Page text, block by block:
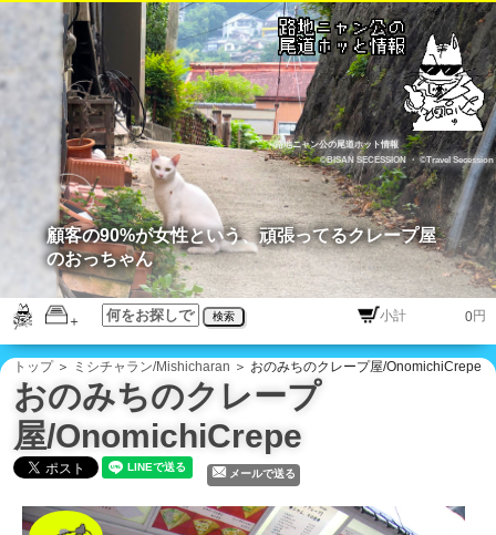
路地ニャン公の尾道ホット情報
©BISAN SECESSION
・©Travel Secession
検索 円
顧客の90%が女性という、頑張ってるクレープ屋
のおっちゃん
トップ＞ ミシチャラン/Mishicharan ＞ おのみちのクレープ屋/OnomichiCrepe
おのみちのクレープ
屋/OnomichiCrepe
メールで送る